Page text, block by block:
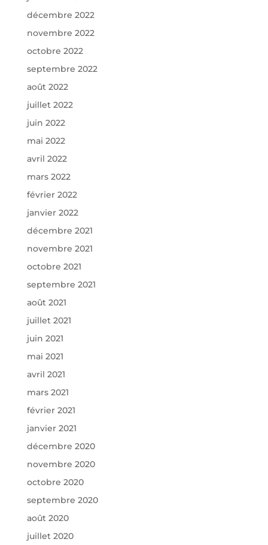
décembre 2022
novembre 2022
octobre 2022
septembre 2022
août 2022
juillet 2022
juin 2022
mai 2022
avril 2022
mars 2022
février 2022
janvier 2022
décembre 2021
novembre 2021
octobre 2021
septembre 2021
août 2021
juillet 2021
juin 2021
mai 2021
avril 2021
mars 2021
février 2021
janvier 2021
décembre 2020
novembre 2020
octobre 2020
septembre 2020
août 2020
juillet 2020